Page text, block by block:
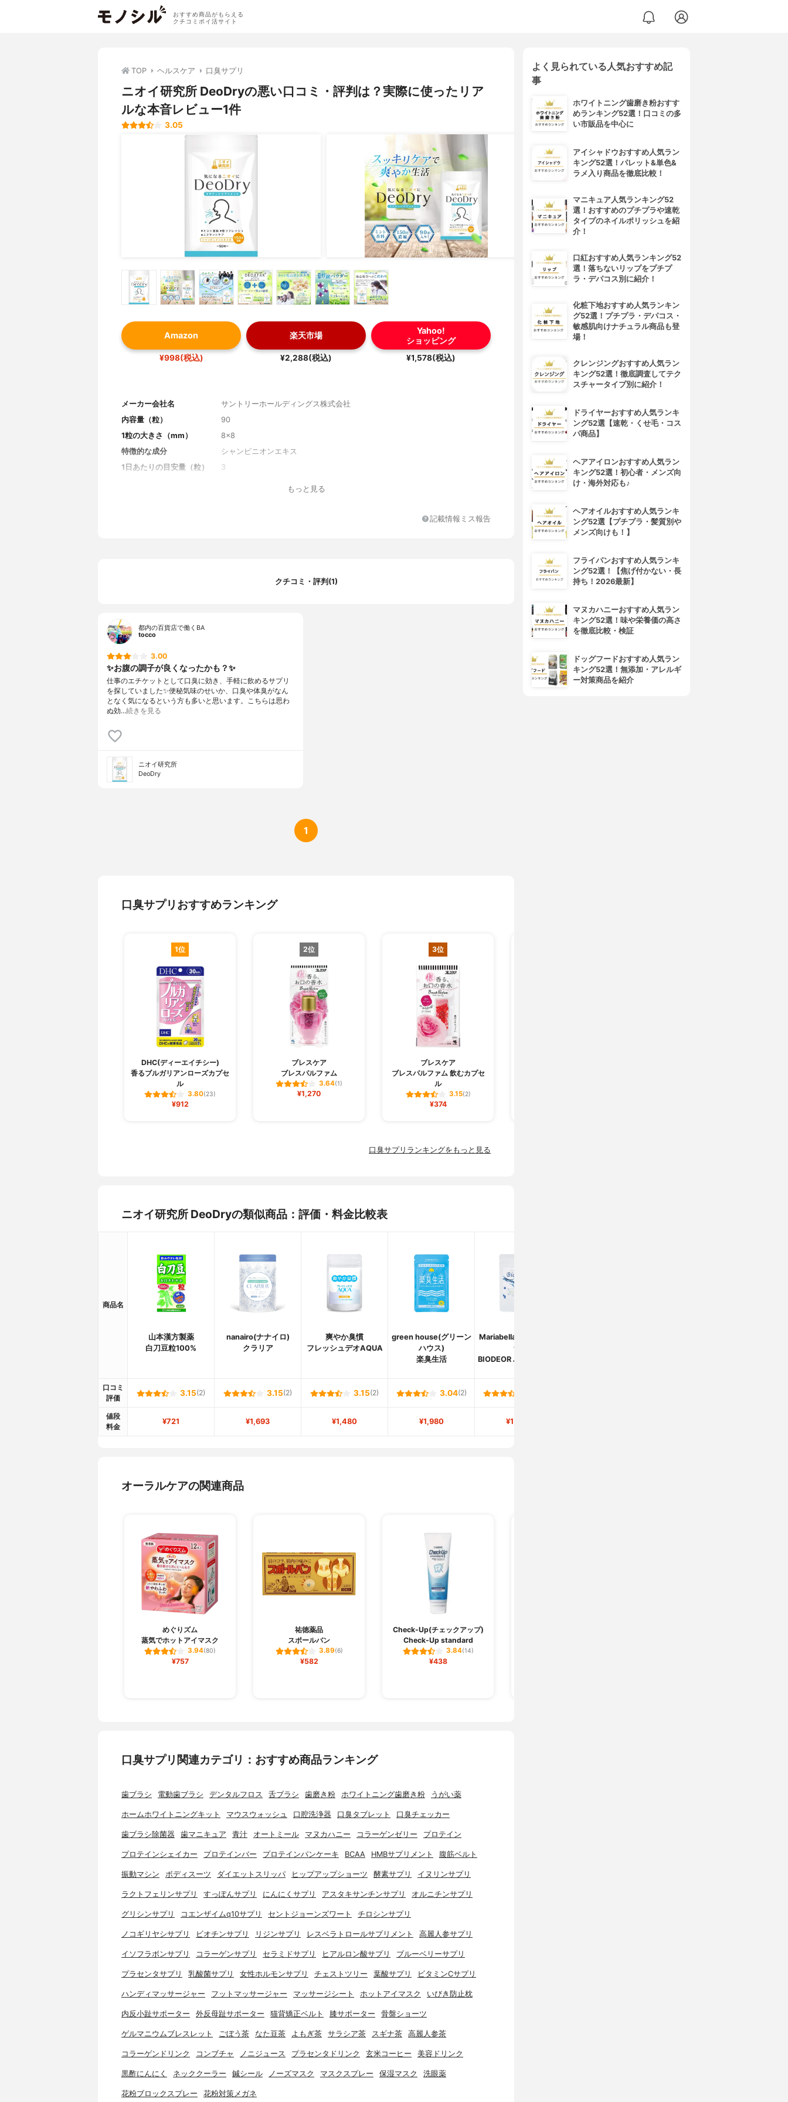
おすすめ商品がもらえる
クチコミポイ活サイト
TOP ヘルスケア 口臭サプリ
ニオイ研究所 DeoDryの悪い口コミ・評判は？実際に使ったリア
ルな本音レビュー1件
3.05
Amazon
¥998(税込)
楽天市場
¥2,288(税込)
Yahoo!
ショッピング
¥1,578(税込)
メーカー会社名
サントリーホールディングス株式会社
内容量（粒）
90
1粒の大きさ（mm）
8×8
特徴的な成分
シャンピニオンエキス
1日あたりの目安量（粒）
3
もっと見る
記載情報ミス報告
クチコミ・評判(1)
都内の百貨店で働くBA
tocco
3.00
✨お腹の調子が良くなったかも？✨
仕事のエチケットとして口臭に効き、手軽に飲めるサプリ
を探していました✨便秘気味のせいか、口臭や体臭がなん
となく気になるという方も多いと思います。こちらは思わ
ぬ効…続きを見る
ニオイ研究所
DeoDry
1
口臭サプリおすすめランキング
1位
DHC(ディーエイチシー)
香るブルガリアンローズカプセ
ル
3.80(23)
¥912
2位
ブレスケア
ブレスパルファム
3.64(1)
¥1,270
3位
ブレスケア
ブレスパルファム 飲むカプセ
ル
3.15(2)
¥374
口臭サプリランキングをもっと見る
ニオイ研究所 DeoDryの類似商品：評価・料金比較表
商品名
山本漢方製薬
白刀豆粒100%
nanairo(ナナイロ)
クラリア
爽やか臭慣
フレッシュデオAQUA
green house(グリーン
ハウス)
楽臭生活
Mariabella(マリアベー
ラ)
BIODEOR バイオデオー
口コミ
評価
3.15(2) 3.15(2) 3.15(2) 3.04(2)
値段
料金
¥721 ¥1,693 ¥1,480 ¥1,980 ¥1,280
オーラルケアの関連商品
めぐりズム
蒸気でホットアイマスク
3.94(80)
¥757
祐徳薬品
スポールバン
3.89(6)
¥582
Check-Up(チェックアップ)
Check-Up standard
3.84(14)
¥438
口臭サプリ関連カテゴリ：おすすめ商品ランキング
歯ブラシ 電動歯ブラシ デンタルフロス 舌ブラシ 歯磨き粉 ホワイトニング歯磨き粉 うがい薬
ホームホワイトニングキット マウスウォッシュ 口腔洗浄器 口臭タブレット 口臭チェッカー
歯ブラシ除菌器 歯マニキュア 青汁 オートミール マヌカハニー コラーゲンゼリー プロテイン
プロテインシェイカー プロテインバー プロテインパンケーキ BCAA HMBサプリメント 腹筋ベルト
振動マシン ボディスーツ ダイエットスリッパ ヒップアップショーツ 酵素サプリ イヌリンサプリ
ラクトフェリンサプリ すっぽんサプリ にんにくサプリ アスタキサンチンサプリ オルニチンサプリ
グリシンサプリ コエンザイムq10サプリ セントジョーンズワート チロシンサプリ
ノコギリヤシサプリ ビオチンサプリ リジンサプリ レスベラトロールサプリメント 高麗人参サプリ
イソフラボンサプリ コラーゲンサプリ セラミドサプリ ヒアルロン酸サプリ ブルーベリーサプリ
プラセンタサプリ 乳酸菌サプリ 女性ホルモンサプリ チェストツリー 葉酸サプリ ビタミンCサプリ
ハンディマッサージャー フットマッサージャー マッサージシート ホットアイマスク いびき防止枕
内反小趾サポーター 外反母趾サポーター 猫背矯正ベルト 膝サポーター 骨盤ショーツ
ゲルマニウムブレスレット ごぼう茶 なた豆茶 よもぎ茶 サラシア茶 スギナ茶 高麗人参茶
コラーゲンドリンク コンブチャ ノニジュース プラセンタドリンク 玄米コーヒー 美容ドリンク
黒酢にんにく ネッククーラー 鍼シール ノーズマスク マスクスプレー 保湿マスク 洗眼薬
花粉ブロックスプレー 花粉対策メガネ
よく見られている人気おすすめ記
事
ホワイトニング歯磨き粉おすす
めランキング52選！口コミの多
い市販品を中心に
アイシャドウおすすめ人気ラン
キング52選！パレット&単色&
ラメ入り商品を徹底比較！
マニキュア人気ランキング52
選！おすすめのプチプラや速乾
タイプのネイルポリッシュを紹
介！
口紅おすすめ人気ランキング52
選！落ちないリップをプチプ
ラ・デパコス別に紹介！
化粧下地おすすめ人気ランキン
グ52選！プチプラ・デパコス・
敏感肌向けナチュラル商品も登
場！
クレンジングおすすめ人気ラン
キング52選！徹底調査してテク
スチャータイプ別に紹介！
ドライヤーおすすめ人気ランキ
ング52選【速乾・くせ毛・コス
パ商品】
ヘアアイロンおすすめ人気ラン
キング52選！初心者・メンズ向
け・海外対応も♪
ヘアオイルおすすめ人気ランキ
ング52選【プチプラ・髪質別や
メンズ向けも！】
フライパンおすすめ人気ランキ
ング52選！【焦げ付かない・長
持ち！2026最新】
マヌカハニーおすすめ人気ラン
キング52選！味や栄養価の高さ
を徹底比較・検証
ドッグフードおすすめ人気ラン
キング52選！無添加・アレルギ
ー対策商品を紹介